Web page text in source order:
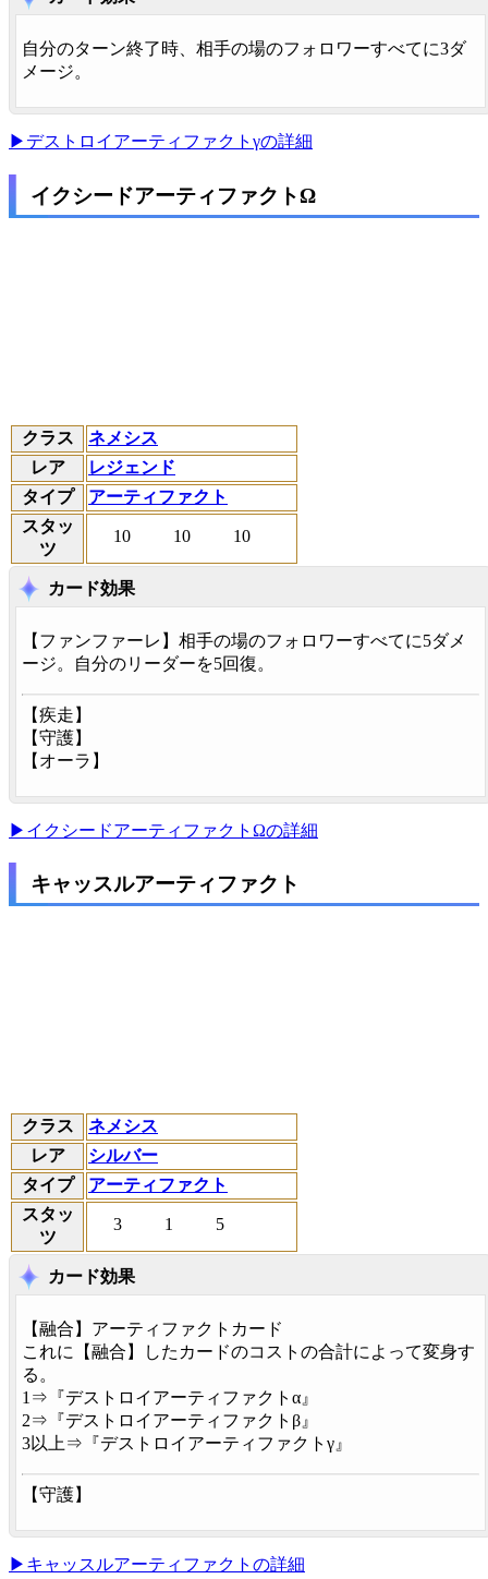
自分のターン終了時、相手の場のフォロワーすべてに3ダ
メージ。
▶デストロイアーティファクトγの詳細
イクシードアーティファクトΩ
クラス
ネメシス
レア
レジェンド
タイプ
アーティファクト
スタッ
ツ
10 10 10
カード効果
【 ファンファーレ 】相手の場のフォロワーすべてに5ダメ
ージ。自分のリーダーを5回復。
【疾走 】
【守護】
【 オーラ 】
▶イクシードアーティファクトΩの詳細
キャッスルアーティファクト
クラス
ネメシス
レア
シルバー
タイプ
アーティファクト
スタッ
ツ
3 1 5
カード効果
【融合 】アーティファクトカード
これに【融合 】したカードのコストの合計によって変身す
る。
1⇒『デストロイアーティファクトα』
2⇒『デストロイアーティファクトβ』
3以上⇒『デストロイアーティファクトγ』
【守護】
▶キャッスルアーティファクトの詳細